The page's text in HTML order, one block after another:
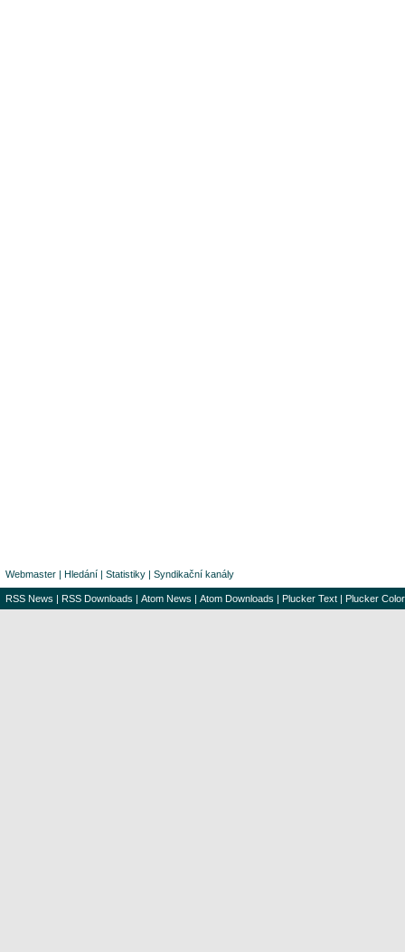
Webmaster | Hledání | Statistiky | Syndikační kanály
RSS News | RSS Downloads | Atom News | Atom Downloads | Plucker Text | Plucker Color